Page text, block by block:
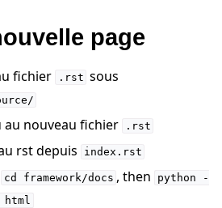
page
fichier .rst sous
nouveau fichier .rst
rst depuis index.rst
cd framework/docs , then python
-
html